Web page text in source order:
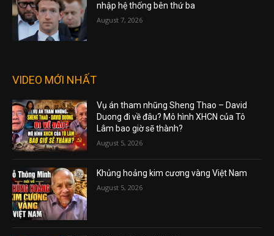
nhập hệ thống bên thứ ba
August 7, 2026
VIDEO MỚI NHẤT
Vụ án tham nhũng Sheng Thao – David
Duong đi về đâu? Mô hình XHCN của Tô
Lâm bao giờ sẽ thành?
August 5, 2026
Khủng hoảng kim cương vàng Việt Nam
August 5, 2026